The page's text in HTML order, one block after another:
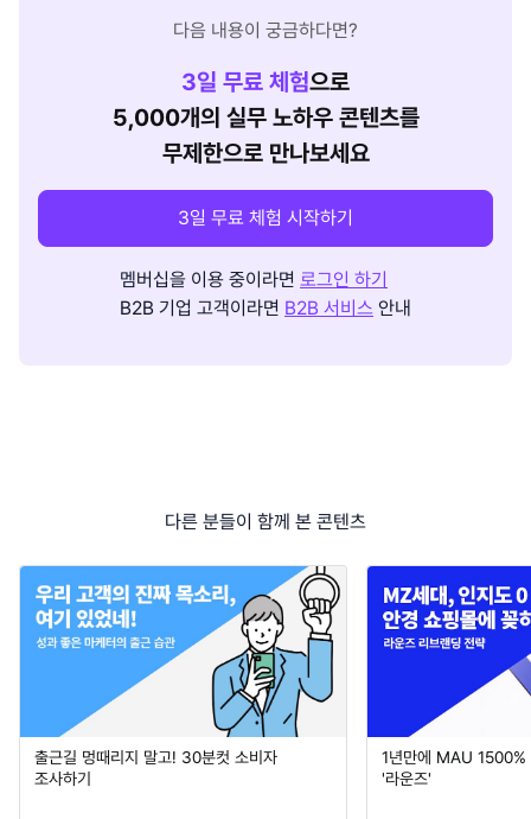
다음 내용이 궁금하다면?
3일 무료 체험으로
5,000개의 실무 노하우 콘텐츠를
무제한으로 만나보세요
3일 무료 체험 시작하기
멤버십을 이용 중이라면 로그인 하기
B2B 기업 고객이라면 B2B 서비스 안내
다른 분들이 함께 본 콘텐츠
출근길 멍때리지 말고! 30분컷 소비자
조사하기
1년만에 MAU 1500%
'라운즈'